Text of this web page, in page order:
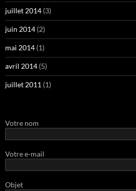
juillet 2014 (3)
juin 2014 (2)
mai 2014 (1)
avril 2014 (5)
juillet 2011 (1)
Votre nom
Votre e-mail
Objet